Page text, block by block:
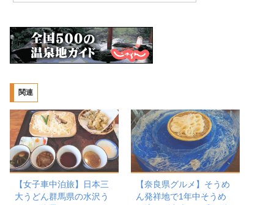
関連
【女子車中泊旅】日本三
大うどん群馬県の水沢う
【奈良県グルメ】そうめ
ん発祥地で1年中そうめ